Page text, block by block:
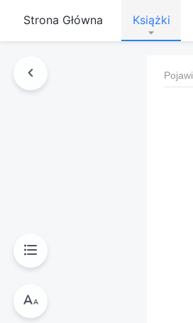
Strona Główna Książki